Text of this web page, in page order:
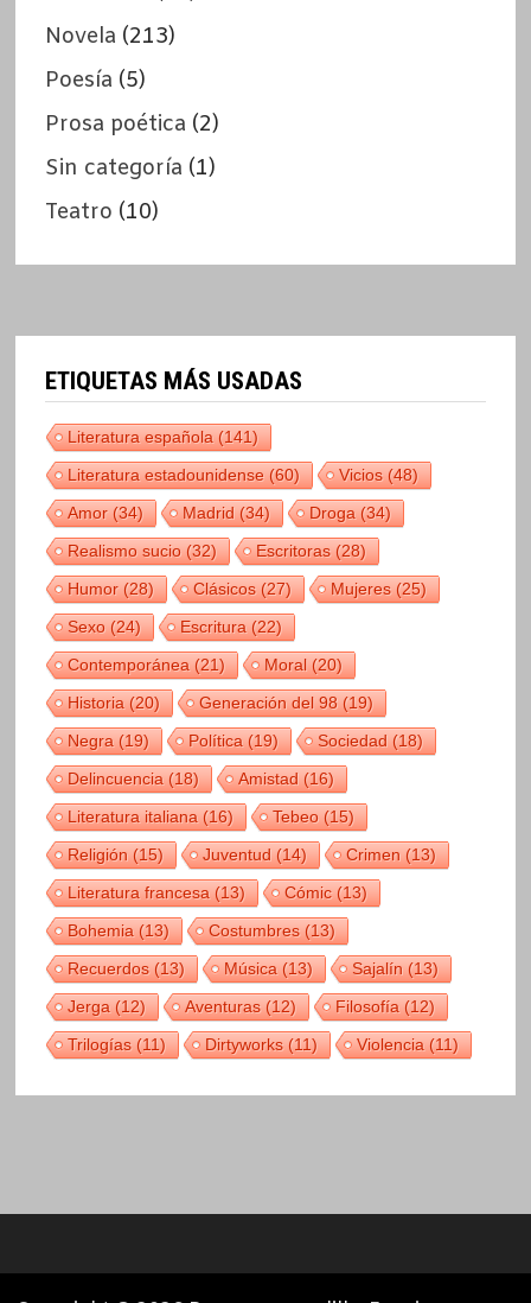
Novela (213)
Poesía (5)
Prosa poética (2)
Sin categoría (1)
Teatro (10)
ETIQUETAS MÁS USADAS
Literatura española(141)
Literatura estadounidense(60) Vicios(48)
Amor(34) Madrid(34) Droga(34)
Realismo sucio(32) Escritoras(28)
Humor(28) Clásicos(27) Mujeres(25)
Sexo(24) Escritura(22)
Contemporánea(21) Moral(20)
Historia(20) Generación del 98(19)
Negra(19) Política(19) Sociedad(18)
Delincuencia(18) Amistad(16)
Literatura italiana(16) Tebeo(15)
Religión(15) Juventud(14) Crimen(13)
Literatura francesa(13) Cómic(13)
Bohemia(13) Costumbres(13)
Recuerdos(13) Música(13) Sajalín(13)
Jerga(12) Aventuras(12) Filosofía(12)
Trilogías(11) Dirtyworks(11) Violencia(11)